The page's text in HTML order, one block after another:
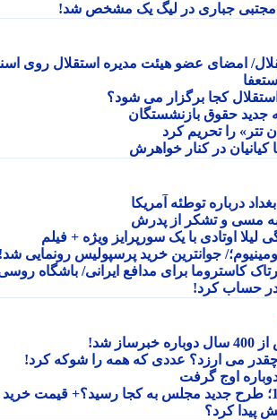
جباری در لیگ یک مشخص شد!
امضای عضو هیئت مدیره استقلال روی اسناد
کجا برگزار می شود؟
حقوق بازنشستگان
را تحریم کرد
در کنار خواهرش
درباره توطئه آمریکا
مسی و تشکر از پدرش
جوانترین خرید پرسپولیس رونمایی شد!
کاستروما برای مدافع ایرانی/ باشگاه روسی
کرد!
می ارزد؟ عددی که همه را شوکه کرد!
اوج گرفت
کرد؟